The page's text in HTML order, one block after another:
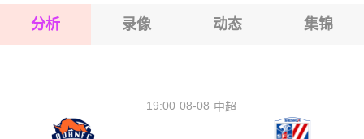
2026-08-16 【球会友谊】 卡尔维纳VS波瓦兹斯卡
分析 录像 动态 集锦
08-08
19:00 中超